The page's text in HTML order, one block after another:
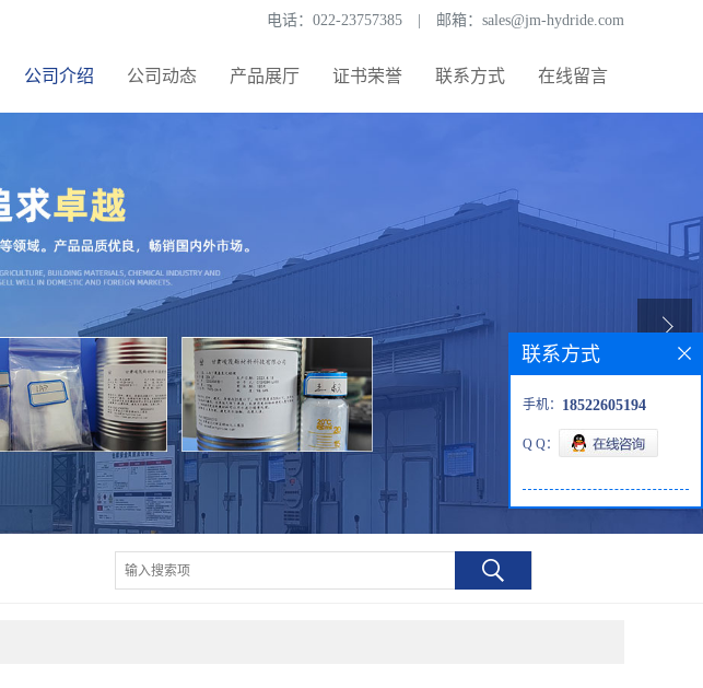
电话： 022-23757385 邮箱： sales@jm-hydride.com
公司介绍 公司动态 产品展厅 证书荣誉 联系方式 在线留言
联系方式
手机： 18522605194
Q Q：